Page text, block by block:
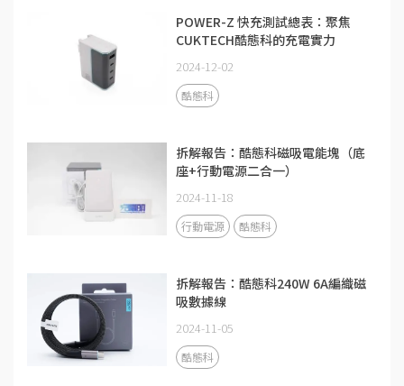
POWER-Z 快充測試總表：聚焦
CUKTECH酷態科的充電實力
2024-12-02
酷態科
拆解報告：酷態科磁吸電能塊（底
座+行動電源二合一）
2024-11-18
行動電源 酷態科
拆解報告：酷態科240W 6A編織磁
吸數據線
2024-11-05
酷態科